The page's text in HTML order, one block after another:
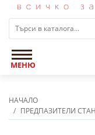
МЕНЮ
НАЧАЛО
ПРЕДПАЗИТЕЛИ